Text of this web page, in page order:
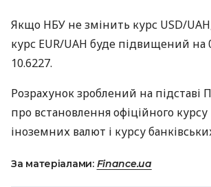
Якщо НБУ не змінить курс USD/
курс EUR/UAH буде підвищений на
10.6227.
Розрахунок зроблений на підставі
про встановлення офіційного
іноземних валют і курсу
За матеріалами: Finance.ua